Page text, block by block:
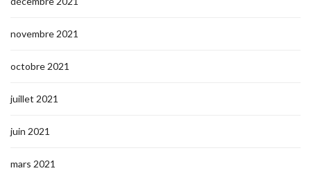
novembre 2021
octobre 2021
juillet 2021
juin 2021
mars 2021